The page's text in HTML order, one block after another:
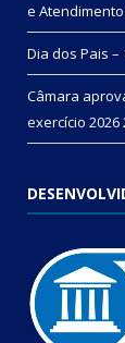
e
Dia dos Pais –
Câmara
exercício 2026